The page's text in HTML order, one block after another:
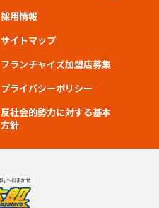
採用情報
サイトマップ
フランチャイズ加盟店募集
プライバシーポリシー
反社会的勢力に対する基本
方針